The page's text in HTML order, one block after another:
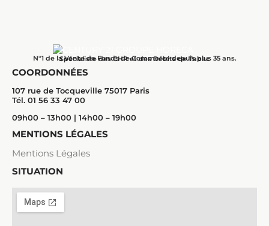
N°1 de la Vente de Fonds de Commerce depuis plus 35 ans.
Spécialiste des CHR et des Débits de Tabac
COORDONNÉES
107 rue de Tocqueville 75017 Paris
Tél. 01 56 33 47 00
09h00 – 13h00 | 14h00 – 19h00
MENTIONS LÉGALES
Mentions Légales
SITUATION